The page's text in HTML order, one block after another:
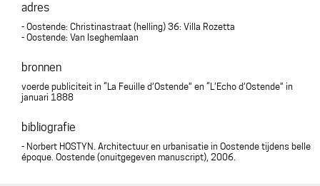
adres
- Oostende: Christinastraat (helling) 36: Villa Rozetta
- Oostende: Van Iseghemlaan
bronnen
voerde publiciteit in “La Feuille d’Ostende” en “L’Echo d’Ostende” in
januari 1888
bibliografie
- Norbert HOSTYN. Architectuur en urbanisatie in Oostende tijdens belle
époque. Oostende (onuitgegeven manuscript), 2006.